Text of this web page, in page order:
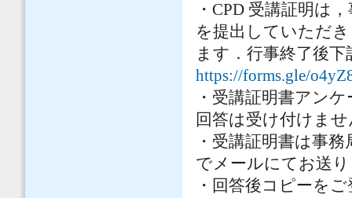
・CPD 受講証明は
を提出していただ
ます．行事終了後
https://forms.gle/
・受講証明書アン
回答は受け付けま
・受講証明書は事
でメールにてお送
・回答後コピーを